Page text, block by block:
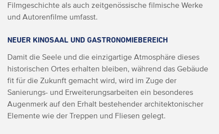
Filmgeschichte als auch zeitgenössische filmische Werke
und Autorenfilme umfasst.
NEUER KINOSAAL UND GASTRONOMIEBEREICH
Damit die Seele und die einzigartige Atmosphäre dieses
historischen Ortes erhalten bleiben, während das Gebäude
fit für die Zukunft gemacht wird, wird im Zuge der
Sanierungs- und Erweiterungsarbeiten ein besonderes
Augenmerk auf den Erhalt bestehender architektonischer
Elemente wie der Treppen und Fliesen gelegt.